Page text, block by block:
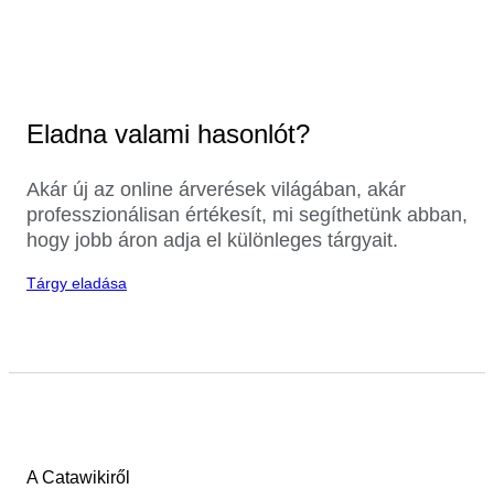
Eladna valami hasonlót?
Akár új az online árverések világában, akár
professzionálisan értékesít, mi segíthetünk abban,
hogy jobb áron adja el különleges tárgyait.
Tárgy eladása
A Catawikiről